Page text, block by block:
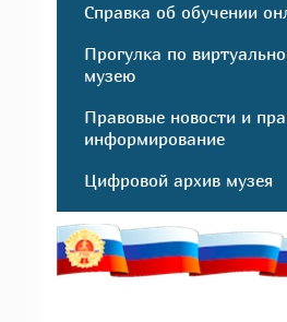
Справка об обучении
Прогулка по
музею
Правовые новости и
информирование
Цифровой архив музея